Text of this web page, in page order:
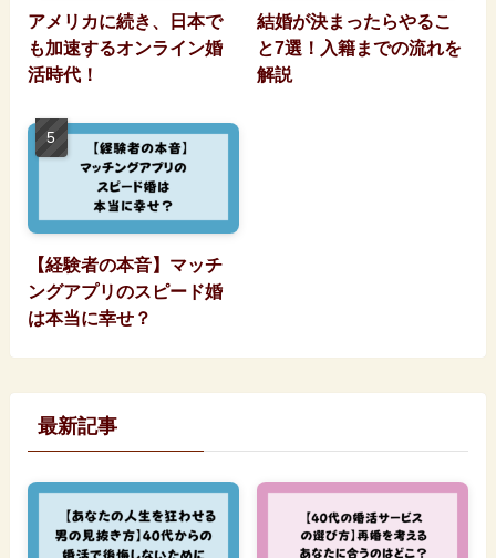
アメリカに続き、日本で
も加速するオンライン婚
活時代！
結婚が決まったらやるこ
と7選！入籍までの流れを
解説
【経験者の本音】マッチ
ングアプリのスピード婚
は本当に幸せ？
最新記事